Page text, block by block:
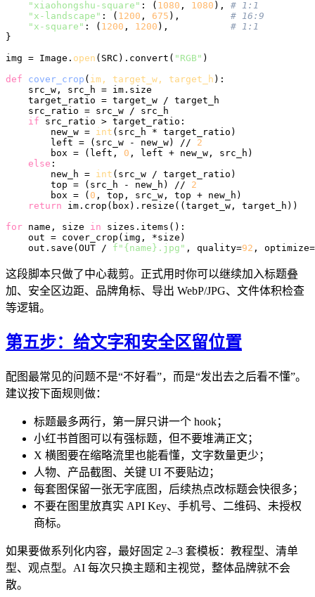
"xiaohongshu-square" : ( 1080 , 1080 ), # 1:1
"x-landscape" : ( 1200 , 675 ), # 16:9
"x-square" : ( 1200 , 1200 ), # 1:1
}
img = Image. open (SRC).convert( "RGB" )
def
cover_crop ( im, target_w, target_h ):
    src_w, src_h = im.size
    target_ratio = target_w / target_h
    src_ratio = src_w / src_h
if src_ratio > target_ratio:
        new_w =
int (src_h * target_ratio)
        left = (src_w - new_w) //
2
        box = (left,
0 , left + new_w, src_h)
else :
        new_h =
int (src_w / target_ratio)
        top = (src_h - new_h) //
2
        box = (
0 , top, src_w, top + new_h)
return im.crop(box).resize((target_w, target_h))
for name, size in sizes.items():
    out = cover_crop(img, *size)
    out.save(OUT /
f" {name} .jpg" , quality=92 , optimize=
这段脚本只做了中心裁剪。正式用时你可以继续加入标题叠
加、安全区边距、品牌角标、导出 WebP/JPG、文件体积检查
等逻辑。
第五步：给文字和安全区留位置
配图最常见的问题不是“不好看”，而是“发出去之后看不懂”。
建议按下面规则做：
标题最多两行，第一屏只讲一个 hook；
小红书首图可以有强标题，但不要堆满正文；
X 横图要在缩略流里也能看懂，文字数量更少；
人物、产品截图、关键 UI 不要贴边；
每套图保留一张无字底图，后续热点改标题会快很多；
不要在图里放真实 API Key、手机号、二维码、未授权
商标。
如果要做系列化内容，最好固定 2–3 套模板：教程型、清单
型、观点型。AI 每次只换主题和主视觉，整体品牌就不会
散。